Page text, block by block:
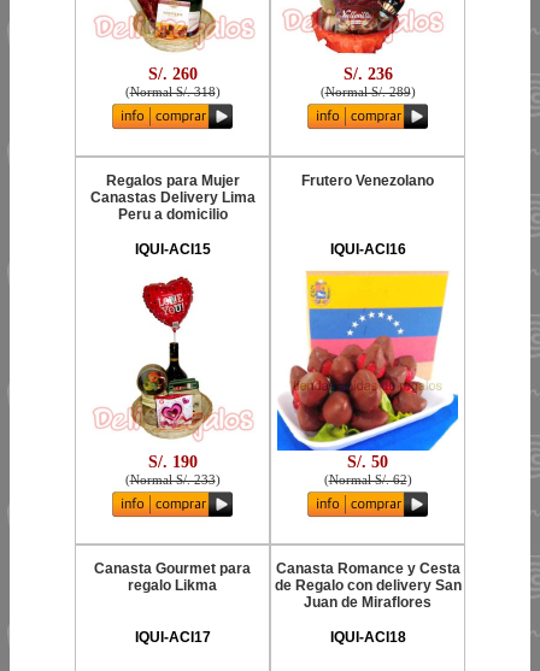
S/. 260
(Normal S/. 318)
S/. 236
(Normal S/. 289)
Regalos para Mujer
Canastas Delivery Lima
Peru a domicilio
IQUI-ACI15
S/. 190
(Normal S/. 233)
Frutero Venezolano
IQUI-ACI16
S/. 50
(Normal S/. 62)
Canasta Gourmet para
regalo Likma
IQUI-ACI17
Canasta Romance y Cesta
de Regalo con delivery San
Juan de Miraflores
IQUI-ACI18